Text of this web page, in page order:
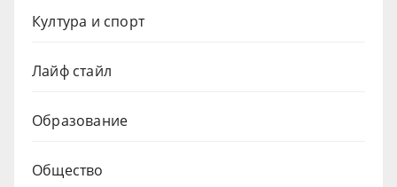
Култура и спорт
Лайф стайл
Образование
Общество